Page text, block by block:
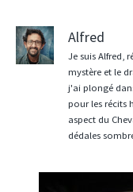
Alfred
Je suis Alfred,
mystère et le
j'ai plongé
pour les récits
aspect du
dédales